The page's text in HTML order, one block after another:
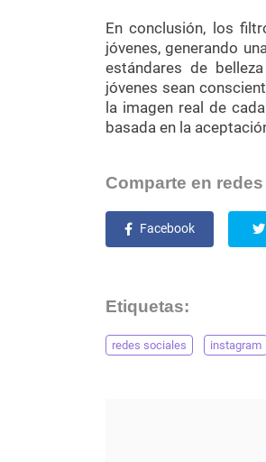
En conclusión, los
jóvenes, generando
estándares de
jóvenes sean
la imagen real de
basada en la
Comparte en
Facebook
Etiquetas:
redes sociales instagram